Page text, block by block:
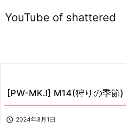
YouTube of shattered
[PW-MK.I] M14(狩りの季
 2024年3月1日